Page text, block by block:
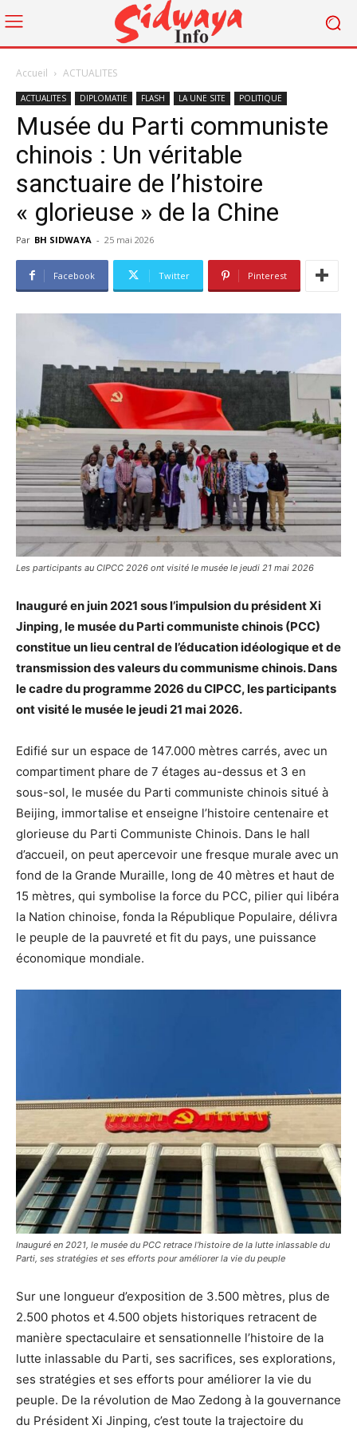
Accueil ACTUALITES
ACTUALITES DIPLOMATIE FLASH LA UNE SITE POLITIQUE
Musée du Parti communiste
chinois : Un véritable
sanctuaire de l’histoire
« glorieuse » de la Chine
Par BH SIDWAYA - 25 mai 2026
Facebook Twitter Pinterest
Les participants au CIPCC 2026 ont visité le musée le jeudi 21 mai 2026
Inauguré en juin 2021 sous l’impulsion du président Xi
Jinping, le musée du Parti communiste chinois (PCC)
constitue un lieu central de l’éducation idéologique et de
transmission des valeurs du communisme chinois. Dans
le cadre du programme 2026 du CIPCC, les participants
ont visité le musée le jeudi 21 mai 2026.
Edifié sur un espace de 147.000 mètres carrés, avec un
compartiment phare de 7 étages au-dessus et 3 en
sous-sol, le musée du Parti communiste chinois situé à
Beijing, immortalise et enseigne l’histoire centenaire et
glorieuse du Parti Communiste Chinois. Dans le hall
d’accueil, on peut apercevoir une fresque murale avec un
fond de la Grande Muraille, long de 40 mètres et haut de
15 mètres, qui symbolise la force du PCC, pilier qui libéra
la Nation chinoise, fonda la République Populaire, délivra
le peuple de la pauvreté et fit du pays, une puissance
économique mondiale.
Inauguré en 2021, le musée du PCC retrace l’histoire de la lutte inlassable du
Parti, ses stratégies et ses efforts pour améliorer la vie du peuple
Sur une longueur d’exposition de 3.500 mètres, plus de
2.500 photos et 4.500 objets historiques retracent de
manière spectaculaire et sensationnelle l’histoire de la
lutte inlassable du Parti, ses sacrifices, ses explorations,
ses stratégies et ses efforts pour améliorer la vie du
peuple. De la révolution de Mao Zedong à la gouvernance
du Président Xi Jinping, c’est toute la trajectoire du